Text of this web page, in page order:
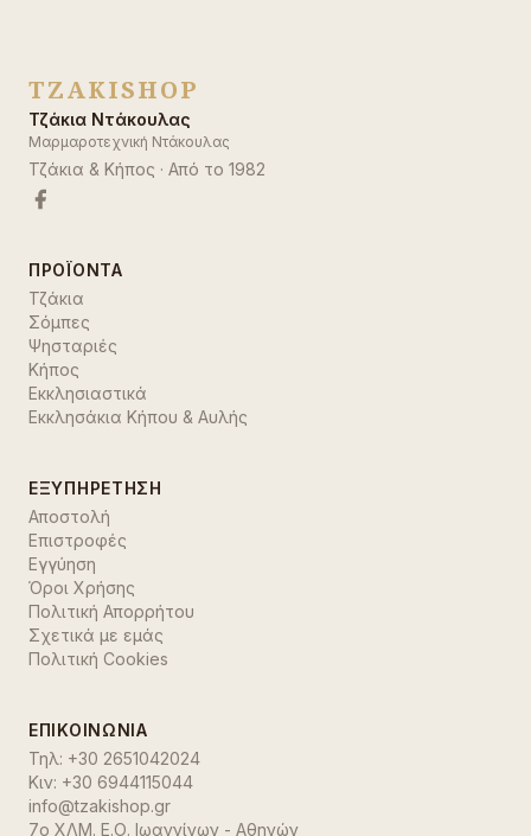
TZAKISHOP
Τζάκια Ντάκουλας
Μαρμαροτεχνική Ντάκουλας
Τζάκια & Κήπος · Από το 1982
ΠΡΟΪΌΝΤΑ
Τζάκια
Σόμπες
Ψησταριές
Κήπος
Εκκλησιαστικά
Εκκλησάκια Κήπου & Αυλής
ΕΞΥΠΗΡΈΤΗΣΗ
Αποστολή
Επιστροφές
Εγγύηση
Όροι Χρήσης
Πολιτική Απορρήτου
Σχετικά με εμάς
Πολιτική Cookies
ΕΠΙΚΟΙΝΩΝΊΑ
Τηλ: +30 2651042024
Κιν: +30 6944115044
info@tzakishop.gr
7ο ΧΛΜ. Ε.Ο. Ιωαννίνων - Αθηνών